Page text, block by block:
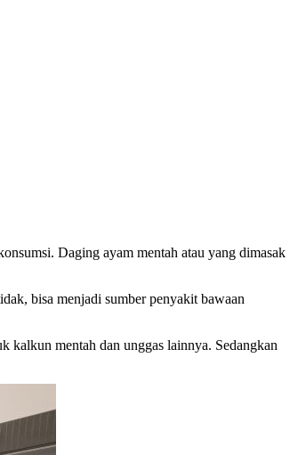
Daging ayam mentah atau yang dimasak
bisa menjadi sumber penyakit bawaan
kalkun mentah dan unggas lainnya. Sedangkan